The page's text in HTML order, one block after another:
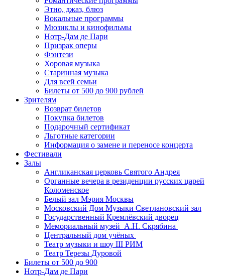
Этно, джаз, блюз
Вокальные программы
Мюзиклы и кинофильмы
Нотр-Дам де Пари
Призрак оперы
Фэнтези
Хоровая музыка
Старинная музыка
Для всей семьи
Билеты от 500 до 900 рублей
Зрителям
Возврат билетов
Покупка билетов
Подарочный сертификат
Льготные категории
Информация о замене и переносе концерта
Фестивали
Залы
Англиканская церковь Святого Андрея
Органные вечера в резиденции русских царей
Коломенское
Белый зал Мэрия Москвы
Московский Дом Музыки Светлановский зал
Государственный Кремлёвский дворец
Мемориальный музей А.Н. Скрябина
Центральный дом учёных
Театр музыки и шоу III РИМ
Театр Терезы Дуровой
Билеты от 500 до 900
Нотр-Дам де Пари